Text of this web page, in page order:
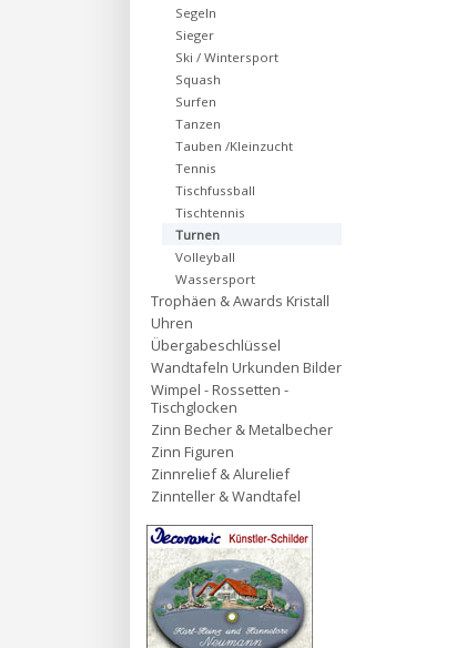
Segeln
Sieger
Ski / Wintersport
Squash
Surfen
Tanzen
Tauben /Kleinzucht
Tennis
Tischfussball
Tischtennis
Turnen
Volleyball
Wassersport
Trophäen & Awards Kristall
Uhren
Übergabeschlüssel
Wandtafeln Urkunden Bilder
Wimpel - Rossetten -
Tischglocken
Zinn Becher & Metalbecher
Zinn Figuren
Zinnrelief & Alurelief
Zinnteller & Wandtafel